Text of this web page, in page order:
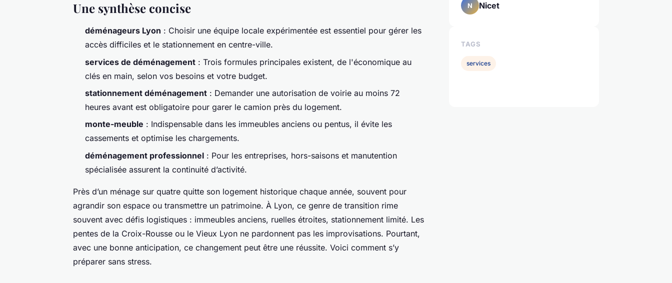
Une synthèse concise
déménageurs Lyon : Choisir une équipe locale expérimentée est essentiel pour gérer les
accès difficiles et le stationnement en centre-ville.
services de déménagement : Trois formules principales existent, de l'économique au
clés en main, selon vos besoins et votre budget.
stationnement déménagement : Demander une autorisation de voirie au moins 72
heures avant est obligatoire pour garer le camion près du logement.
monte-meuble : Indispensable dans les immeubles anciens ou pentus, il évite les
cassements et optimise les chargements.
déménagement professionnel : Pour les entreprises, hors-saisons et manutention
spécialisée assurent la continuité d’activité.
Près d’un ménage sur quatre quitte son logement historique chaque année, souvent pour
agrandir son espace ou transmettre un patrimoine. À Lyon, ce genre de transition rime
souvent avec défis logistiques : immeubles anciens, ruelles étroites, stationnement limité. Les
pentes de la Croix-Rousse ou le Vieux Lyon ne pardonnent pas les improvisations. Pourtant,
avec une bonne anticipation, ce changement peut être une réussite. Voici comment s’y
préparer sans stress.
N Nicet
TAGS
services